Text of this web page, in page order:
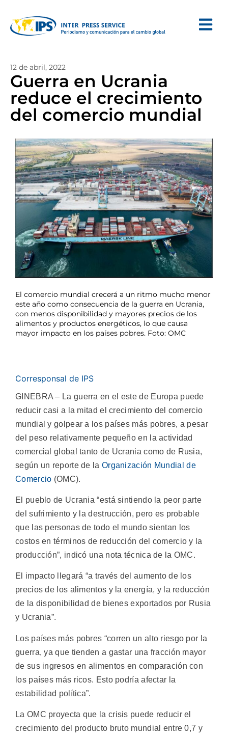
12 de abril, 2022
Guerra en Ucrania
reduce el crecimiento
del comercio mundial
El comercio mundial crecerá a un ritmo mucho menor
este año como consecuencia de la guerra en Ucrania,
con menos disponibilidad y mayores precios de los
alimentos y productos energéticos, lo que causa
mayor impacto en los países pobres. Foto: OMC
Corresponsal de IPS
GINEBRA – La guerra en el este de Europa puede
reducir casi a la mitad el crecimiento del comercio
mundial y golpear a los países más pobres, a pesar
del peso relativamente pequeño en la actividad
comercial global tanto de Ucrania como de Rusia,
según un reporte de la Organización Mundial de
Comercio (OMC).
El pueblo de Ucrania “está sintiendo la peor parte
del sufrimiento y la destrucción, pero es probable
que las personas de todo el mundo sientan los
costos en términos de reducción del comercio y la
producción”, indicó una nota técnica de la OMC.
El impacto llegará “a través del aumento de los
precios de los alimentos y la energía, y la reducción
de la disponibilidad de bienes exportados por Rusia
y Ucrania”.
Los países más pobres “corren un alto riesgo por la
guerra, ya que tienden a gastar una fracción mayor
de sus ingresos en alimentos en comparación con
los países más ricos. Esto podría afectar la
estabilidad política”.
La OMC proyecta que la crisis puede reducir el
crecimiento del producto bruto mundial entre 0,7 y